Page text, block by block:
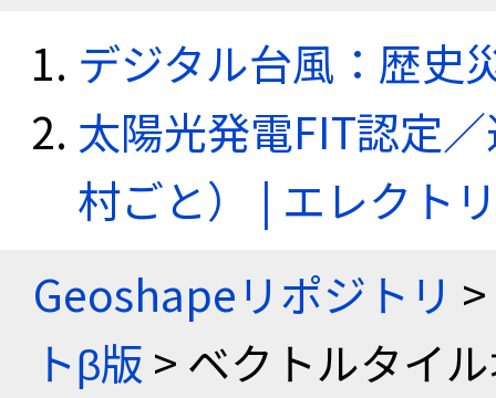
デジタル台風：歴史
太陽光発電FIT認定
村ごと） | エレクト
Geoshapeリポジトリ >
トβ版 > ベクトルタイ